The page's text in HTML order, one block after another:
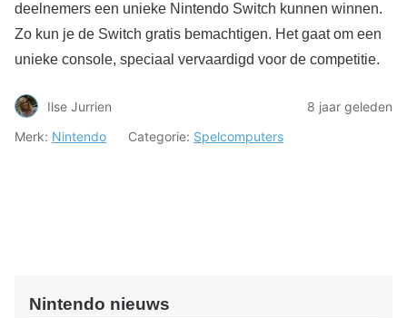
deelnemers een unieke Nintendo Switch kunnen winnen.
Zo kun je de Switch gratis bemachtigen. Het gaat om een
unieke console, speciaal vervaardigd voor de competitie.
Ilse Jurrien
8 jaar geleden
Merk: Nintendo Categorie: Spelcomputers
Nintendo nieuws